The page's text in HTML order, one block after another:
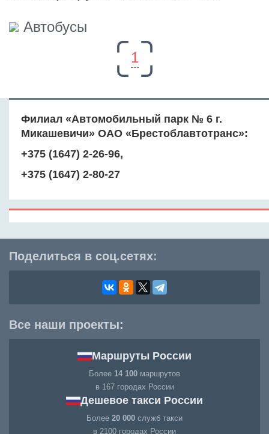
Автобусы
1
Филиал «Автомобильный парк № 6 г.
Микашевичи» ОАО «Брестоблавтотранс»:
+375 (1647) 2-26-96,
+375 (1647) 2-80-27
Поделиться в соц.сетях:
Все наши проекты:
Маршруты России
Более 14 100 маршрутов
в 167 городах России
Дешевое такси России
Более 20 000 служб такси
в 2100 городах России